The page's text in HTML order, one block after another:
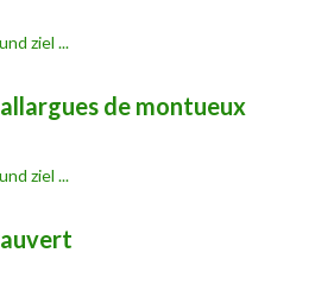
ziel ...
de montueux
ziel ...